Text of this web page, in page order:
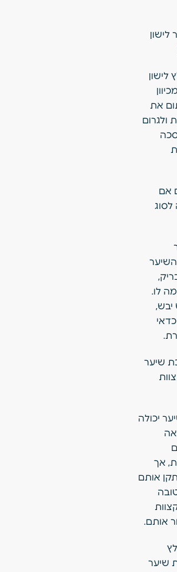
לישון
את
ולגרום
אם
לו.
יבש,
שיער
יכולה
אך
אותם
אותם.
שיער